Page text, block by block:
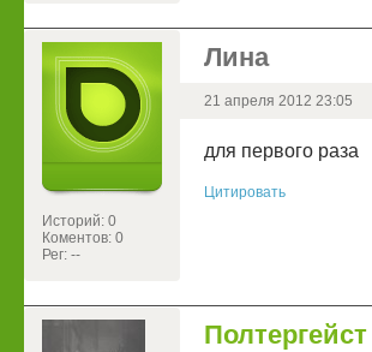
Историй: 0
Коментов: 0
Рег: --
Лина
21 апреля 2012 23:05
для первого раза
Цитировать
Полтергейст